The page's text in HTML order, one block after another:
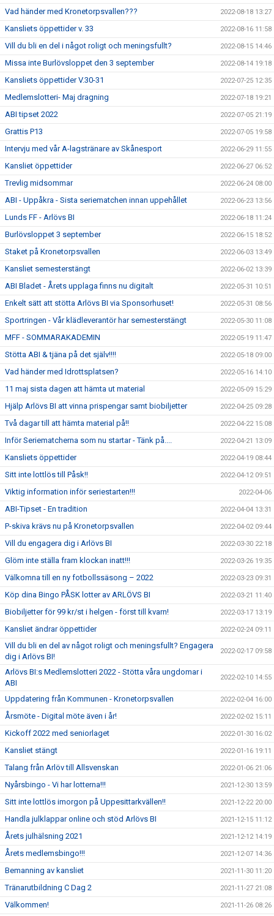
Vad händer med Kronetorpsvallen??? 2022-08-18 13:27
Kansliets öppettider v. 33 2022-08-16 11:58
Vill du bli en del i något roligt och meningsfullt? 2022-08-15 14:46
Missa inte Burlövsloppet den 3 september 2022-08-14 19:18
Kansliets öppettider V.30-31 2022-07-25 12:35
Medlemslotteri- Maj dragning 2022-07-18 19:21
ABI tipset 2022 2022-07-05 21:19
Grattis P13 2022-07-05 19:58
Intervju med vår A-lagstränare av Skånesport 2022-06-29 11:55
Kansliet öppettider 2022-06-27 06:52
Trevlig midsommar 2022-06-24 08:00
ABI - Uppåkra - Sista seriematchen innan uppehållet 2022-06-23 13:56
Lunds FF - Arlövs BI 2022-06-18 11:24
Burlövsloppet 3 september 2022-06-15 18:52
Staket på Kronetorpsvallen 2022-06-03 13:49
Kansliet semesterstängt 2022-06-02 13:39
ABI Bladet - Årets upplaga finns nu digitalt 2022-05-31 10:51
Enkelt sätt att stötta Arlövs BI via Sponsorhuset! 2022-05-31 08:56
Sportringen - Vår klädleverantör har semesterstängt 2022-05-30 11:08
MFF - SOMMARAKADEMIN 2022-05-19 11:47
Stötta ABI & tjäna på det själv!!!! 2022-05-18 09:00
Vad händer med Idrottsplatsen? 2022-05-16 14:10
11 maj sista dagen att hämta ut material 2022-05-09 15:29
Hjälp Arlövs BI att vinna prispengar samt biobiljetter 2022-04-25 09:28
Två dagar till att hämta material på!! 2022-04-22 15:08
Inför Seriematcherna som nu startar - Tänk på.... 2022-04-21 13:09
Kansliets öppettider 2022-04-19 08:44
Sitt inte lottlös till Påsk!! 2022-04-12 09:51
Viktig information inför seriestarten!!! 2022-04-06
ABI-Tipset - En tradition 2022-04-04 13:31
P-skiva krävs nu på Kronetorpsvallen 2022-04-02 09:44
Vill du engagera dig i Arlövs BI 2022-03-30 22:18
Glöm inte ställa fram klockan inatt!!! 2022-03-26 19:35
Välkomna till en ny fotbollssäsong – 2022 2022-03-23 09:31
Köp dina Bingo PÅSK lotter av ARLÖVS BI 2022-03-21 11:40
Biobiljetter för 99 kr/st i helgen - först till kvarn! 2022-03-17 13:19
Kansliet ändrar öppettider 2022-02-24 09:11
Vill du bli en del av något roligt och meningsfullt? Engagera
dig i Arlövs BI!
2022-02-17 09:58
Arlövs BI:s Medlemslotteri 2022 - Stötta våra ungdomar i
ABI
2022-02-10 14:55
Uppdatering från Kommunen - Kronetorpsvallen 2022-02-04 16:00
Årsmöte - Digital möte även i år! 2022-02-02 15:11
Kickoff 2022 med seniorlaget 2022-01-30 16:02
Kansliet stängt 2022-01-16 19:11
Talang från Arlöv till Allsvenskan 2022-01-06 21:06
Nyårsbingo - Vi har lotterna!!! 2021-12-30 13:59
Sitt inte lottlös imorgon på Uppesittarkvällen!! 2021-12-22 20:00
Handla julklappar online och stöd Arlövs BI 2021-12-15 11:12
Årets julhälsning 2021 2021-12-12 14:19
Årets medlemsbingo!!! 2021-12-07 14:36
Bemanning av kansliet 2021-11-30 11:20
Tränarutbildning C Dag 2 2021-11-27 21:08
Välkommen! 2021-11-26 08:26